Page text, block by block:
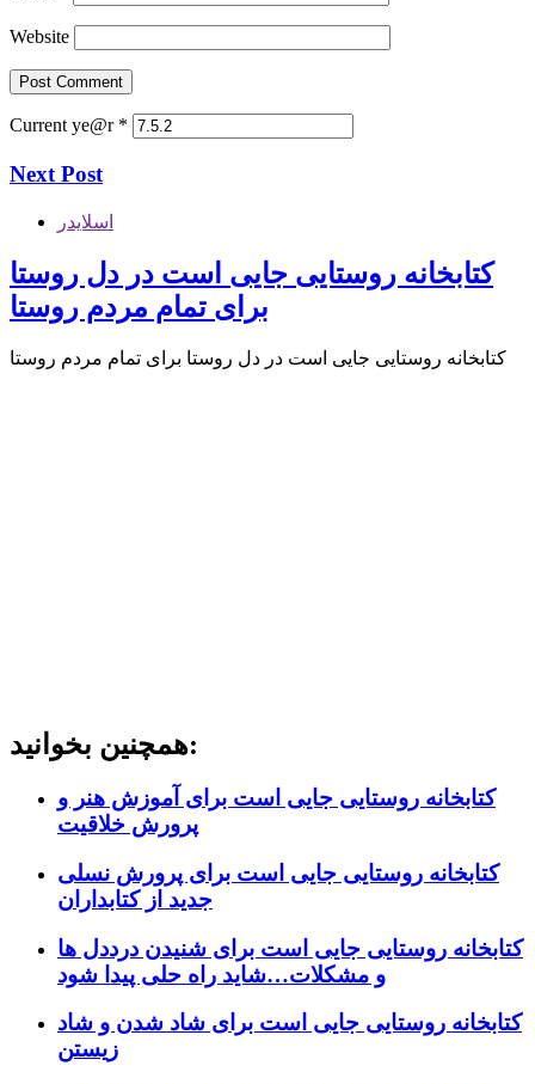
Website
Current ye@r *
Next Post
اسلایدر
کتابخانه روستایی جایی است در دل روستا
برای تمام مردم روستا
کتابخانه روستایی جایی است در دل روستا برای تمام مردم روستا
همچنین بخوانید:
کتابخانه روستایی جایی است برای آموزش هنر و
پرورش خلاقیت
کتابخانه روستایی جایی است برای پرورش نسلی
جدید از کتابداران
کتابخانه روستایی جایی است برای شنیدن درددل ها
و مشکلات…شاید راه حلی پیدا شود
کتابخانه روستایی جایی است برای شاد شدن و شاد
زیستن